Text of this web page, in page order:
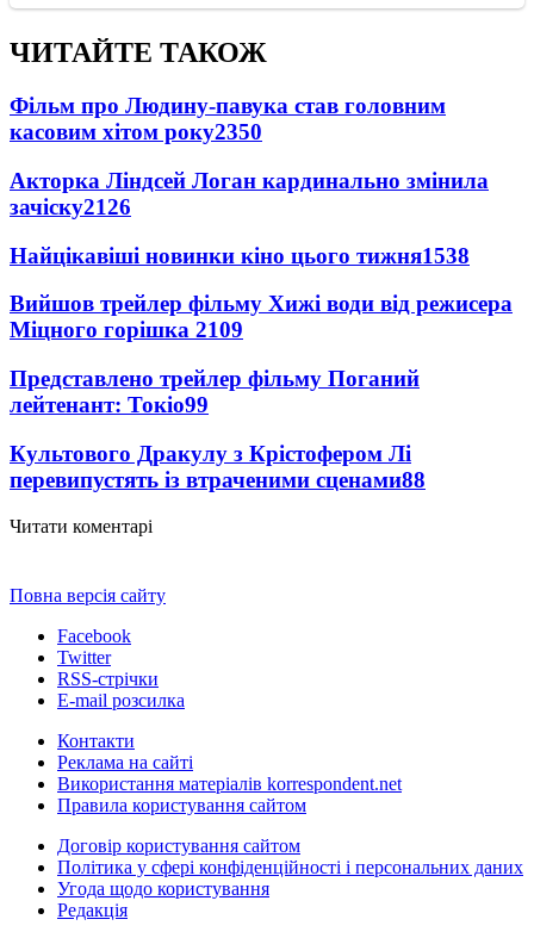
ЧИТАЙТЕ ТАКОЖ
Фільм про Людину-павука став головним
касовим хітом року2350
Акторка Ліндсей Логан кардинально змінила
зачіску2126
Найцікавіші новинки кіно цього тижня1538
Вийшов трейлер фільму Хижі води від режисера
Міцного горішка 2109
Представлено трейлер фільму Поганий
лейтенант: Токіо99
Культового Дракулу з Крістофером Лі
перевипустять із втраченими сценами88
Читати коментарі
Повна версія сайту
Facebook
Twitter
RSS-стрічки
E-mail розсилка
Контакти
Реклама на сайті
Використання матеріалів korrespondent.net
Правила користування сайтом
Договір користування сайтом
Політика у сфері конфіденційності і персональних даних
Угода щодо користування
Редакція